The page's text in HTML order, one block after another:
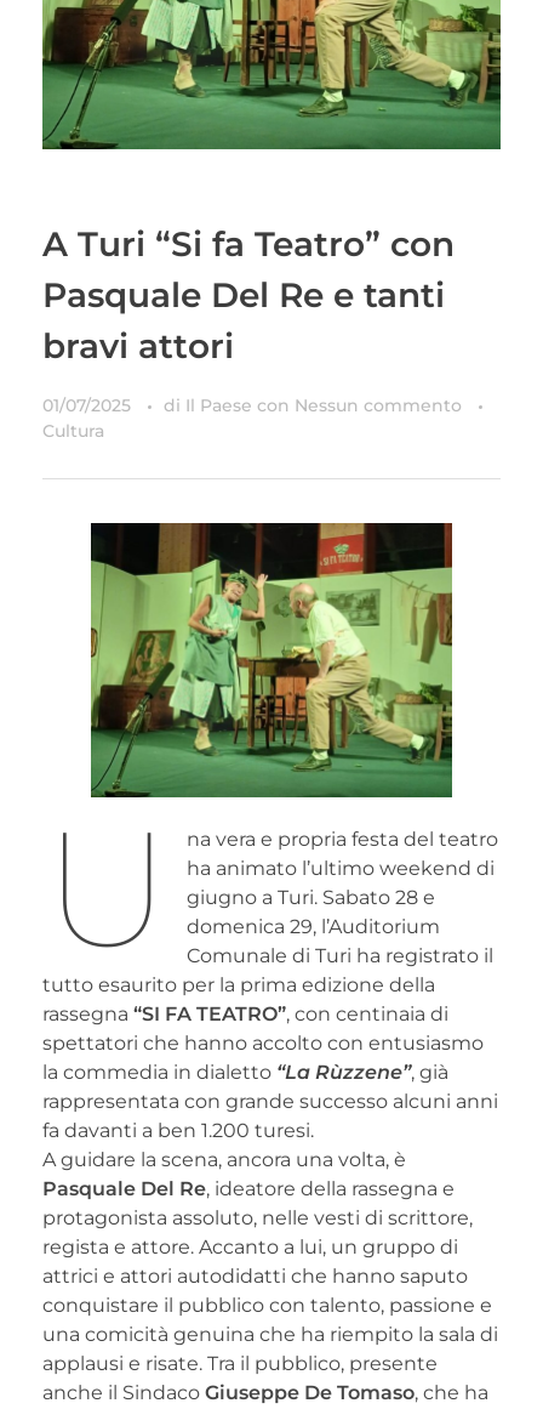
A Turi “Si fa Teatro” con
Pasquale Del Re e tanti
bravi attori
01/07/2025 di Il Paese con Nessun commento
Cultura
U
na vera e propria festa del teatro
ha animato l’ultimo weekend di
giugno a Turi. Sabato 28 e
domenica 29, l’Auditorium
Comunale di Turi ha registrato il
tutto esaurito per la prima edizione della
rassegna “SI FA TEATRO”, con centinaia di
spettatori che hanno accolto con entusiasmo
la commedia in dialetto “La Rùzzene”, già
rappresentata con grande successo alcuni anni
fa davanti a ben 1.200 turesi.
A guidare la scena, ancora una volta, è
Pasquale Del Re, ideatore della rassegna e
protagonista assoluto, nelle vesti di scrittore,
regista e attore. Accanto a lui, un gruppo di
attrici e attori autodidatti che hanno saputo
conquistare il pubblico con talento, passione e
una comicità genuina che ha riempito la sala di
applausi e risate. Tra il pubblico, presente
anche il Sindaco Giuseppe De Tomaso, che ha